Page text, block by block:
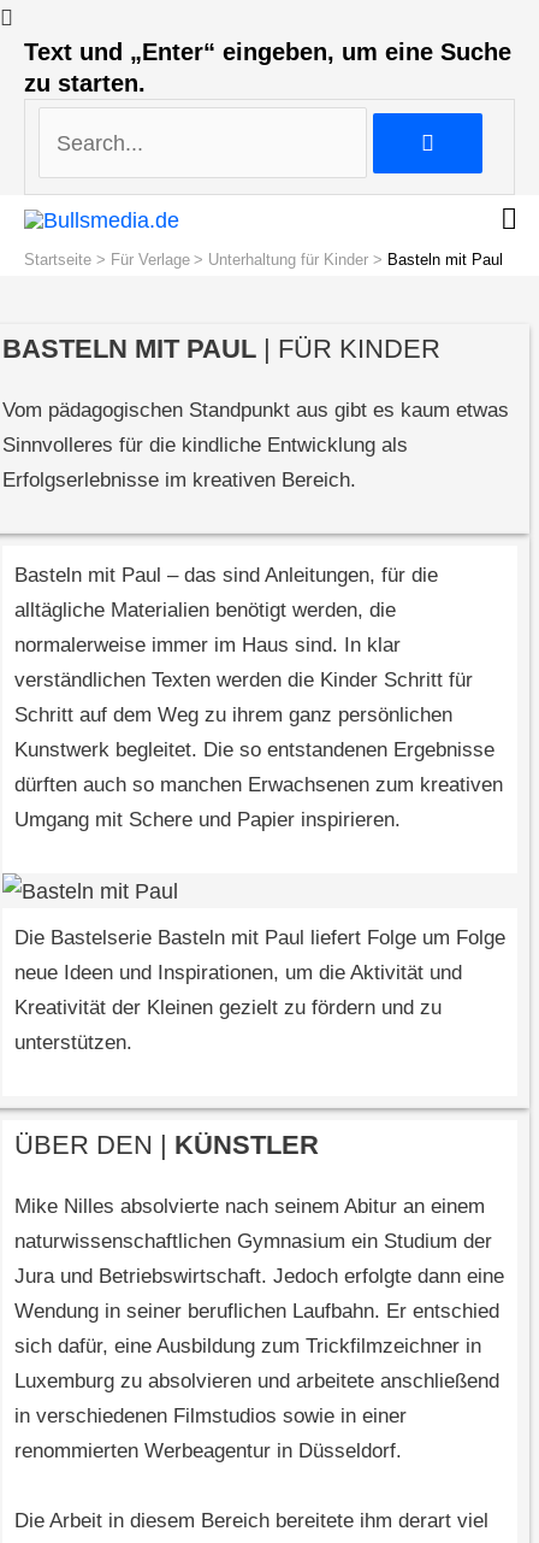
Text und „Enter“ eingeben, um eine Suche
zu starten.
Startseite Für Verlage Unterhaltung für Kinder Basteln mit Paul
BASTELN MIT PAUL| FÜR KINDER
Vom pädagogischen Standpunkt aus gibt es kaum etwas
Sinnvolleres für die kindliche Entwicklung als
Erfolgserlebnisse im kreativen Bereich.
Basteln mit Paul – das sind Anleitungen, für die
alltägliche Materialien benötigt werden, die
normalerweise immer im Haus sind. In klar
verständlichen Texten werden die Kinder Schritt für
Schritt auf dem Weg zu ihrem ganz persönlichen
Kunstwerk begleitet. Die so entstandenen Ergebnisse
dürften auch so manchen Erwachsenen zum kreativen
Umgang mit Schere und Papier inspirieren.
Die Bastelserie Basteln mit Paul liefert Folge um Folge
neue Ideen und Inspirationen, um die Aktivität und
Kreativität der Kleinen gezielt zu fördern und zu
unterstützen.
ÜBER DEN | KÜNSTLER
Mike Nilles absolvierte nach seinem Abitur an einem
naturwissenschaftlichen Gymnasium ein Studium der
Jura und Betriebswirtschaft. Jedoch erfolgte dann eine
Wendung in seiner beruflichen Laufbahn. Er entschied
sich dafür, eine Ausbildung zum Trickfilmzeichner in
Luxemburg zu absolvieren und arbeitete anschließend
in verschiedenen Filmstudios sowie in einer
renommierten Werbeagentur in Düsseldorf.
Die Arbeit in diesem Bereich bereitete ihm derart viel
Search...